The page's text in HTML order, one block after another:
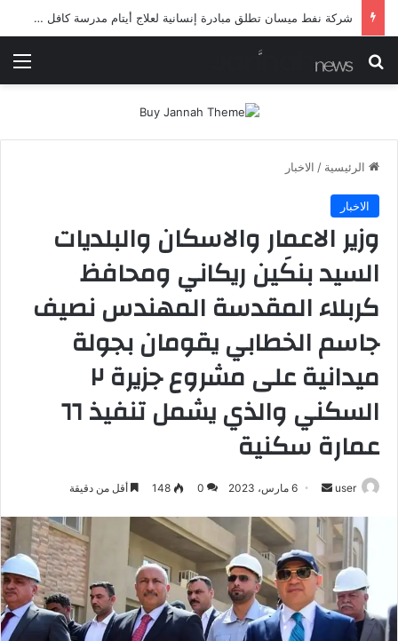
شرطة ميسان تلقي القبض على مطلقي العيارات النارية أثناء تشييع جنائزي في العمارة
بحث عن
الرئيسية / الاخبار
الاخبار
وزير الاعمار والاسكان والبلديات
السيد بنكَين ريكاني ومحافظ
كربلاء المقدسة المهندس نصيف
جاسم الخطابي يقومان بجولة
ميدانية على مشروع جزيرة ٢
السكني والذي يشمل تنفيذ ٦٦
عمارة سكنية
user
أرسل
إلكترونيا
6 مارس، 2023 0
148 أقل من دقيقة